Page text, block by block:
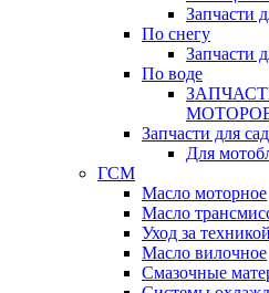
Запчасти
По снегу
Запчасти
По воде
Запчасти для
Для
ГСМ
Масло моторное
Масло
Уход за техникой
Масло вилочное
Смазочные